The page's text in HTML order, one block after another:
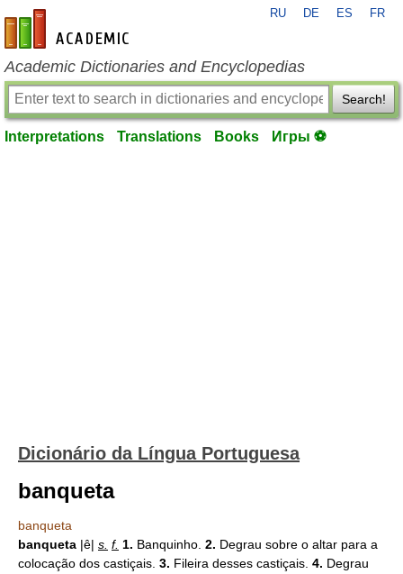
en-academic.com
RU DE ES FR
Academic Dictionaries and Encyclopedias
Search!
Interpretations Translations Books Игры ⚽
Dicionário da Língua Portuguesa
banqueta
banqueta
banqueta |ê| s. f. 1. Banquinho. 2. Degrau sobre o altar para a
colocação dos castiçais. 3. Fileira desses castiçais. 4. Degrau